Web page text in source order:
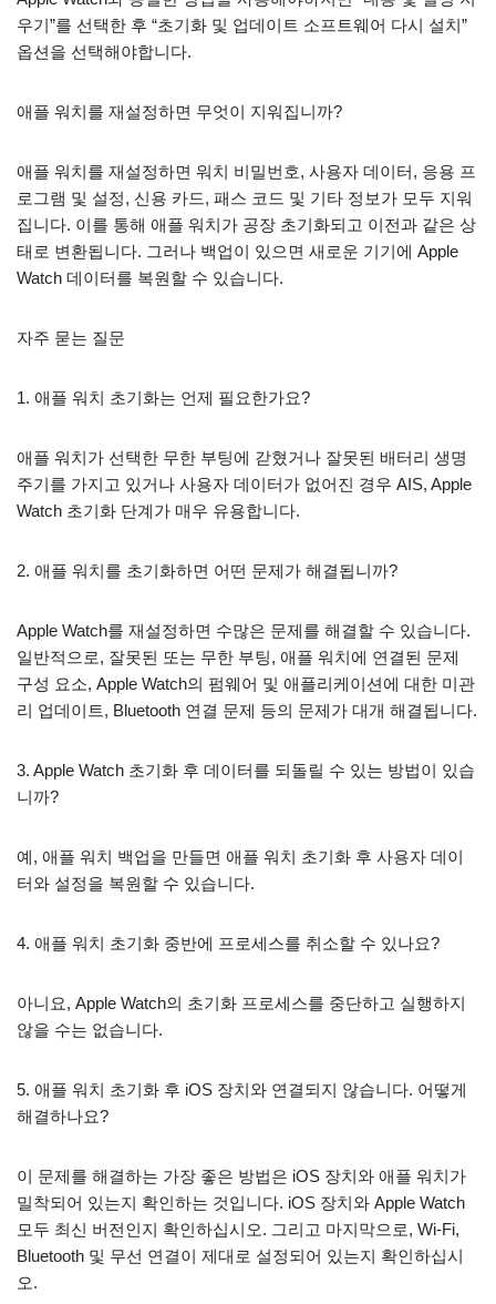
우기”를 선택한 후 “초기화 및 업데이트 소프트웨어 다시 설치”
옵션을 선택해야합니다.
애플 워치를 재설정하면 무엇이 지워집니까?
애플 워치를 재설정하면 워치 비밀번호, 사용자 데이터, 응용 프
로그램 및 설정, 신용 카드, 패스 코드 및 기타 정보가 모두 지워
집니다. 이를 통해 애플 워치가 공장 초기화되고 이전과 같은 상
태로 변환됩니다. 그러나 백업이 있으면 새로운 기기에 Apple
Watch 데이터를 복원할 수 있습니다.
자주 묻는 질문
1. 애플 워치 초기화는 언제 필요한가요?
애플 워치가 선택한 무한 부팅에 갇혔거나 잘못된 배터리 생명
주기를 가지고 있거나 사용자 데이터가 없어진 경우 AIS, Apple
Watch 초기화 단계가 매우 유용합니다.
2. 애플 워치를 초기화하면 어떤 문제가 해결됩니까?
Apple Watch를 재설정하면 수많은 문제를 해결할 수 있습니다.
일반적으로, 잘못된 또는 무한 부팅, 애플 워치에 연결된 문제
구성 요소, Apple Watch의 펌웨어 및 애플리케이션에 대한 미관
리 업데이트, Bluetooth 연결 문제 등의 문제가 대개 해결됩니다.
3. Apple Watch 초기화 후 데이터를 되돌릴 수 있는 방법이 있습
니까?
예, 애플 워치 백업을 만들면 애플 워치 초기화 후 사용자 데이
터와 설정을 복원할 수 있습니다.
4. 애플 워치 초기화 중반에 프로세스를 취소할 수 있나요?
아니요, Apple Watch의 초기화 프로세스를 중단하고 실행하지
않을 수는 없습니다.
5. 애플 워치 초기화 후 iOS 장치와 연결되지 않습니다. 어떻게
해결하나요?
이 문제를 해결하는 가장 좋은 방법은 iOS 장치와 애플 워치가
밀착되어 있는지 확인하는 것입니다. iOS 장치와 Apple Watch
모두 최신 버전인지 확인하십시오. 그리고 마지막으로, Wi-Fi,
Bluetooth 및 무선 연결이 제대로 설정되어 있는지 확인하십시
오.